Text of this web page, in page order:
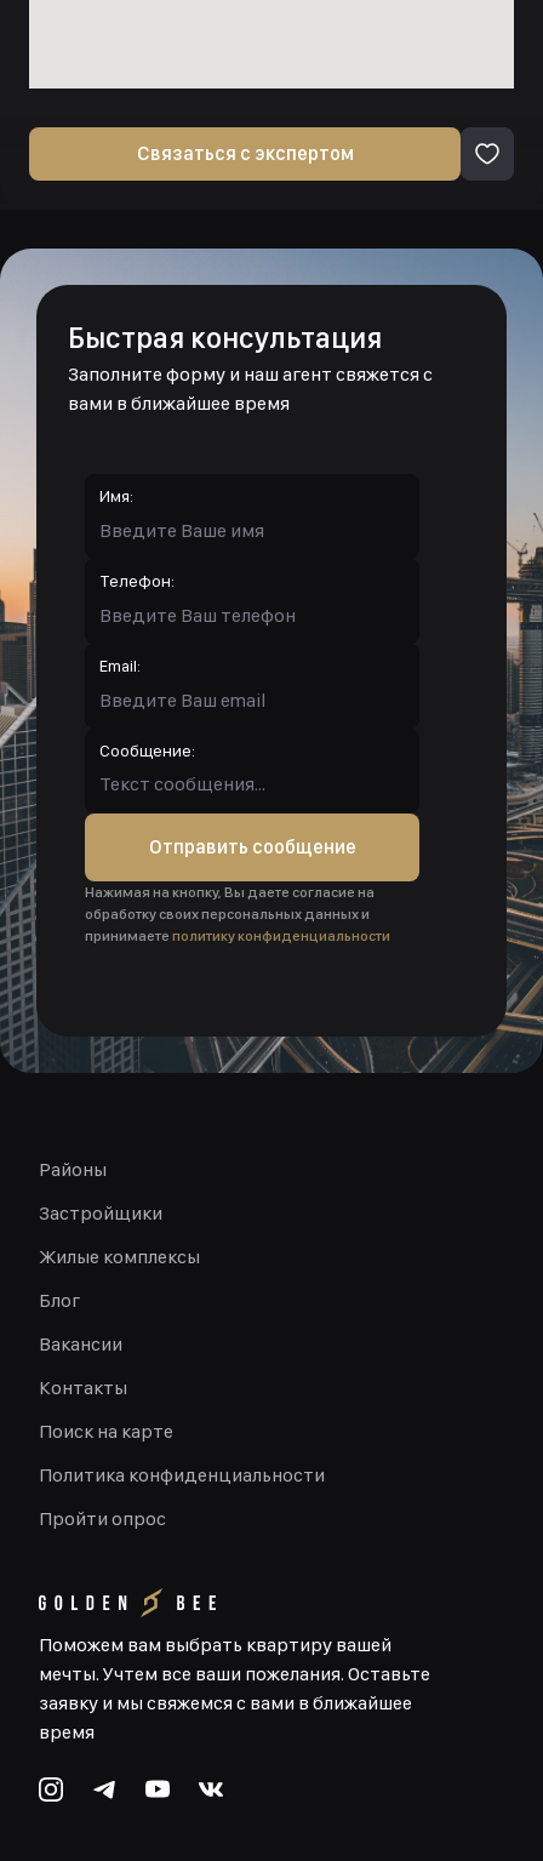
Связаться с экспертом
Быстрая консультация
Заполните форму и наш агент свяжется с
вами в ближайшее время
Имя:
Телефон:
Email:
Сообщение:
Отправить сообщение
Нажимая на кнопку, Вы даете согласие на
обработку своих персональных данных и
принимаете политику конфиденциальности
Поможем вам выбрать квартиру вашей
мечты. Учтем все ваши пожелания. Оставьте
заявку и мы свяжемся с вами в ближайшее
время
Районы
Застройщики
Жилые комплексы
Блог
Вакансии
Контакты
Поиск на карте
Политика конфиденциальности
Пройти опрос